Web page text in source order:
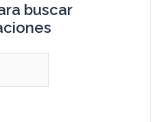
buscar